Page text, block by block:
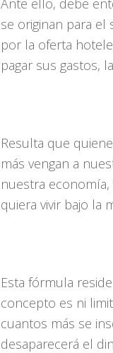
Ante ello, debe
se originan para
por la oferta
pagar sus gastos,
Resulta que
más vengan a
nuestra
quiera vivir bajo la
Esta fórmula
concepto es ni
cuantos más se
desaparecerá el